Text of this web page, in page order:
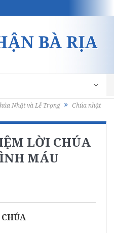
Nhật và Lễ Trọng Chúa nhật
LỜI CHÚA
MÁU